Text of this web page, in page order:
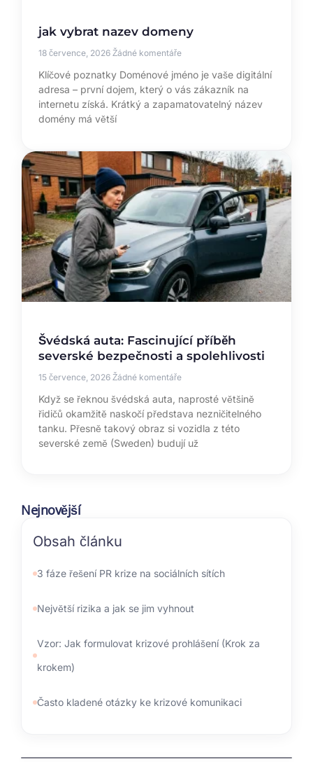
jak vybrat nazev domeny
18 července, 2026 Žádné komentáře
Klíčové poznatky Doménové jméno je vaše digitální
adresa – první dojem, který o vás zákazník na
internetu získá. Krátký a zapamatovatelný název
domény má větší
Švédská auta: Fascinující příběh
severské bezpečnosti a spolehlivosti
15 července, 2026 Žádné komentáře
Když se řeknou švédská auta, naprosté většině
řidičů okamžitě naskočí představa nezničitelného
tanku. Přesně takový obraz si vozidla z této
severské země (Sweden) budují už
Nejnovější
Obsah článku
3 fáze řešení PR krize na sociálních sítích
Největší rizika a jak se jim vyhnout
Vzor: Jak formulovat krizové prohlášení (Krok za
krokem)
Často kladené otázky ke krizové komunikaci